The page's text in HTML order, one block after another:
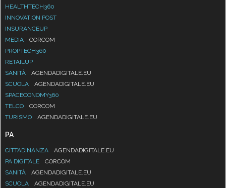
HEALTHTECH360
INNOVATION POST
INSURANCEUP
MEDIA
CORCOM
PROPTECH360
RETAILUP
SANITÀ
AGENDADIGITALE.EU
SCUOLA
AGENDADIGITALE.EU
SPACECONOMY360
TELCO
CORCOM
TURISMO
AGENDADIGITALE.EU
PA
CITTADINANZA
AGENDADIGITALE.EU
PA DIGITALE
CORCOM
SANITÀ
AGENDADIGITALE.EU
SCUOLA
AGENDADIGITALE.EU